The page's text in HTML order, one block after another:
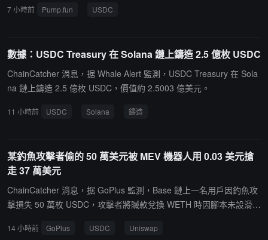
SDC 進行跨鏈無縫交易。
7 小時前 Pump.fun USDC
數據：USDC Treasury 在 Solana 鏈上鑄造 2.5 億枚 USDC
ChainCatcher 消息，据 Whale Alert 監測，USDC Treasury 在 Sola
na 鏈上鑄造 2.5 億枚 USDC，價值約 2.5003 億美元。
11 小時前 USDC Solana 鑄造
某釣魚攻擊者偷的 50 萬美元被 MEV 機器人用 0.03 美元搶
走 37 萬美元
ChainCatcher 消息，据 GoPlus 監測，Base 鏈上一名用戶因釣魚攻
擊損失 50 萬枚 USDC，攻擊者將贓款兌換 WETH 時因腳本未設滑點
0 萬 USDC 僅兌換到 67.9 枚 ETH（價值 12.9 萬美元），其中 37
14 小時前 GoPlus USDC Uniswap